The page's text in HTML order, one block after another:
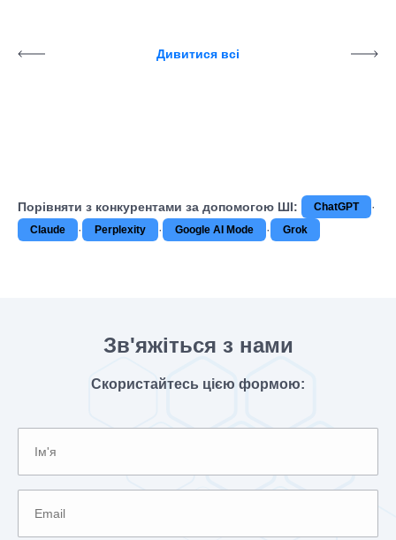
Дивитися всі
Порівняти з конкурентами за допомогою ШІ: ChatGPT ·
Claude · Perplexity · Google AI Mode · Grok
Зв'яжіться з нами
Скористайтесь цією формою: